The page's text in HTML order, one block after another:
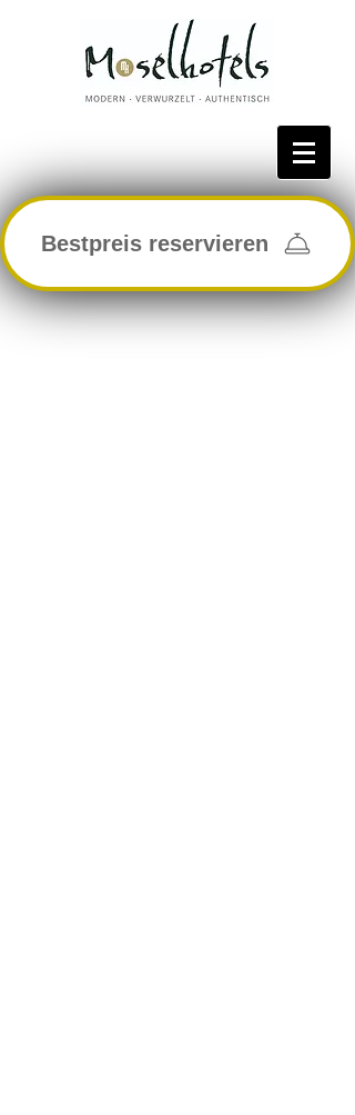
Bestpreis reservieren